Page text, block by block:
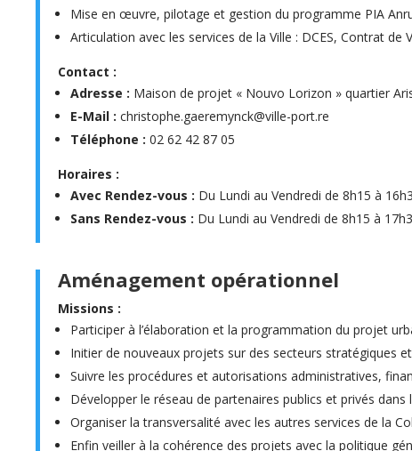
Mise en œuvre, pilotage et gestion du programme PIA
Articulation avec les services de la Ville : DCES, Contrat de
Contact :
Adresse : Maison de projet « Nouvo Lorizon » quartier
E-Mail :christophe.gaeremynck@ville-port.re
Téléphone :02 62 42 87 05
Horaires :
Avec Rendez-vous : Du Lundi au Vendredi de 8h15 à
Sans Rendez-vous : Du Lundi au Vendredi de 8h15 à
Aménagement opérationnel
Missions :
Participer à l’élaboration et la programmation du projet
Initier de nouveaux projets sur des secteurs stratégiques
Suivre les procédures et autorisations administratives,
Développer le réseau de partenaires publics et privés
Organiser la transversalité avec les autres services de la
Enfin veiller à la cohérence des projets avec la politique